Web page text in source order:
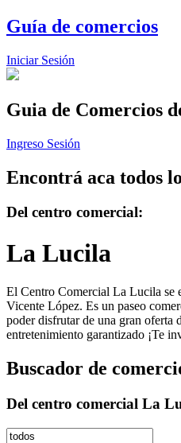
Guía de comercios
Iniciar Sesión
Guia de Comercios
Ingreso Sesión
Encontrá aca todos
Del centro comercial:
La Lucila
El Centro Comercial La Lucila se
Vicente López. Es un paseo
poder disfrutar de una gran oferta
entretenimiento garantizado ¡Te
Buscador de
Del centro comercial La